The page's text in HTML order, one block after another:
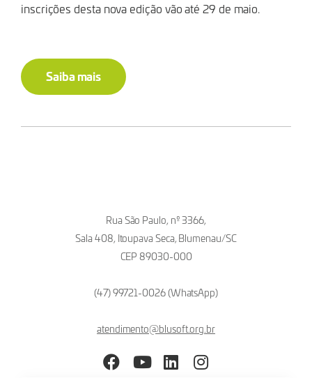
inscrições desta nova edição vão até 29 de maio.
Saiba mais
Rua São Paulo, nº 3366,
Sala 408, Itoupava Seca, Blumenau/SC
CEP 89030-000
(47) 99721-0026 (WhatsApp)
atendimento@blusoft.org.br